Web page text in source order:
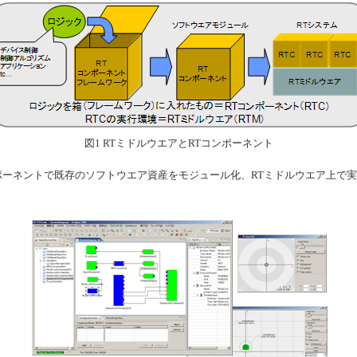
図1 RTミドルウエアとRTコンポーネント
ネントで既存のソフトウエア資産をモジュール化、RTミドルウエア上で実